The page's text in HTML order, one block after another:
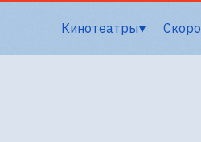
Кинотеатры Скоро